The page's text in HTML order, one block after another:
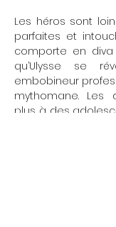
Les héros sont
parfaites et
comporte en
qu’Ulysse se
embobineur
mythomane. Les
plus à des